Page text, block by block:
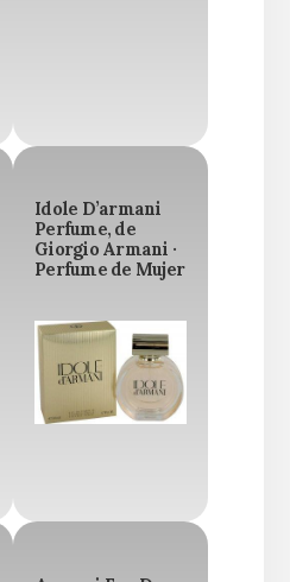
Idole D’armani
Perfume, de
Giorgio Armani ·
Perfume de Mujer